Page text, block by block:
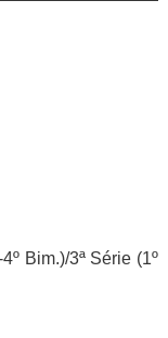
Bim.)/3ª Série (1º